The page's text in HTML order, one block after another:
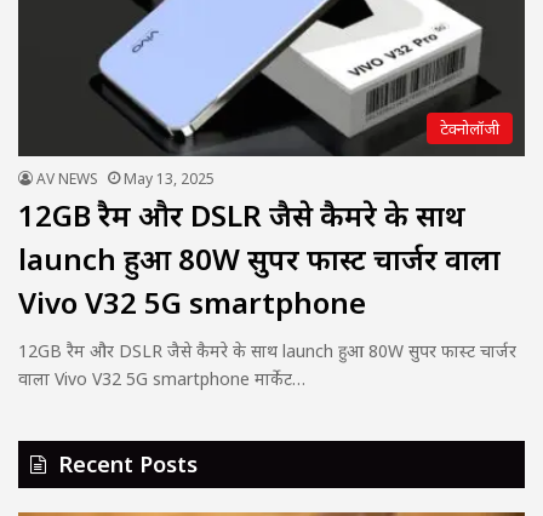
टेक्नोलॉजी
AV NEWS May 13, 2025
12GB रैम और DSLR जैसे कैमरे के साथ
launch हुआ 80W सुपर फास्ट चार्जर वाला
Vivo V32 5G smartphone
12GB रैम और DSLR जैसे कैमरे के साथ launch हुआ 80W सुपर फास्ट चार्जर
वाला Vivo V32 5G smartphone मार्केट…
Recent Posts